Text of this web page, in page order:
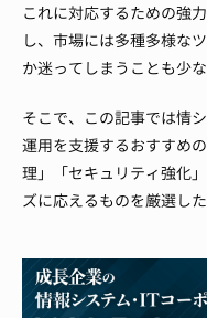
これに対応するための強
し、市場には多種多様な
か迷ってしまうことも少な
そこで、この記事では情
運用を支援するおすすめ
理」「セキュリティ強化
ズに応えるものを厳選し